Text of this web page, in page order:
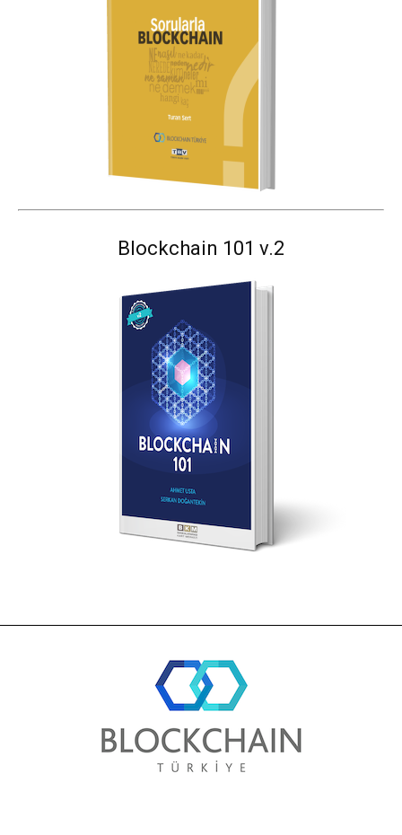
Blockchain 101 v.2